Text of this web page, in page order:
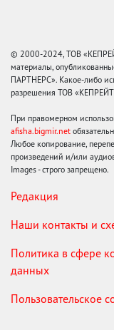
© 2000-2024, ТОВ
материалы,
ПАРТНЕРС». Какое-либо
разрешения ТОВ
При правомерном
afisha.bigmir.net
Любое копирование,
произведений и/или
Images - строго запрещено.
Редакция
Наши контакты и
Политика в сфере
данных
Пользовательское